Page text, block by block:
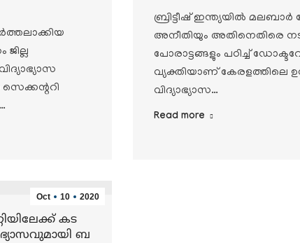
ബ്രിട്ടീഷ് ഇന്ത്യയില്‍ മലബാര്‍
അനീതിയും അതിനെതിരെ
പോരാട്ടങ്ങളും പഠിച്ച്
വ്യക്തിയാണ് കേരളത്തിലെ
വിദ്യാഭ്യാസ…
Read more
Oct 10 2020
കട
ബ